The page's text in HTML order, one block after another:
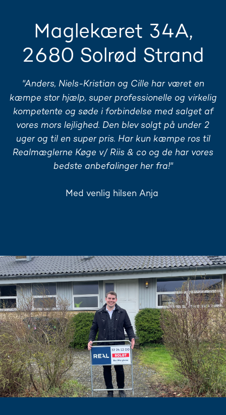
Maglekæret 34A,
2680 Solrød Strand
"Anders, Niels-Kristian og Cille har været en
kæmpe stor hjælp, super professionelle og virkelig
kompetente og søde i forbindelse med salget af
vores mors lejlighed. Den blev solgt på under 2
uger og til en super pris. Har kun kæmpe ros til
Realmæglerne Køge v/ Riis & co og de har vores
bedste anbefalinger her fra!"
Med venlig hilsen Anja